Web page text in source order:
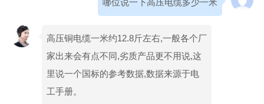
高压铜电缆一米约12.8斤左右,一般各个厂
家出来会有点不同,劣质产品更不用说,这
里说一个国标的参考数据,数据来源于电
工手册。